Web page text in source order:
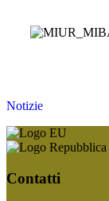
Notizie
Contatti